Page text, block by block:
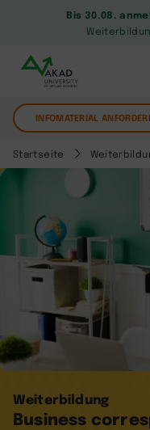
Bis 30.08.
INFOMATERIAL
Startseite
Weiterbildung
Business